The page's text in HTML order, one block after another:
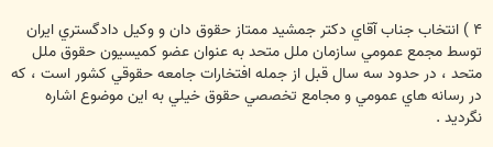
۴ ) انتخاب جناب آقاي دكتر جمشيد ممتاز حقوق دان و وكيل دادگستري ايران
توسط مجمع عمومي سازمان ملل متحد به عنوان عضو كميسيون حقوق ملل
متحد ، در حدود سه سال قبل از جمله افتخارات جامعه حقوقي كشور است ، كه
در رسانه هاي عمومي و مجامع تخصصي حقوق خيلي به اين موضوع اشاره
نگرديد .